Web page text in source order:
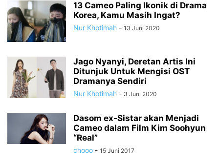
13 Cameo Paling Ikonik di Drama
Korea, Kamu Masih Ingat?
Nur Khotimah - 13 Juni 2020
Jago Nyanyi, Deretan Artis Ini
Ditunjuk Untuk Mengisi OST
Dramanya Sendiri
Nur Khotimah - 3 Juni 2020
Dasom ex-Sistar akan Menjadi
Cameo dalam Film Kim Soohyun
“Real”
chooo - 15 Juni 2017